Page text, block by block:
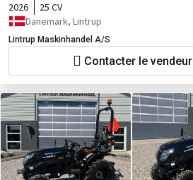
2026
25 CV
Danemark, Lintrup
Lintrup Maskinhandel A/S
Contacter le vendeur